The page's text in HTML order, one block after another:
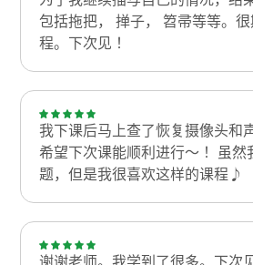
包括拖把， 掸子， 笤帚等等。
程。下次见！
我下课后马上查了恢复摄像头和
希望下次课能顺利进行～！ 虽然
题，但是我很喜欢这样的课程♪
谢谢老师。我学到了很多。下次